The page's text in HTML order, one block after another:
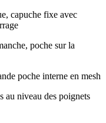
capuche fixe avec
poche sur la
poche interne en mesh
au niveau des poignets